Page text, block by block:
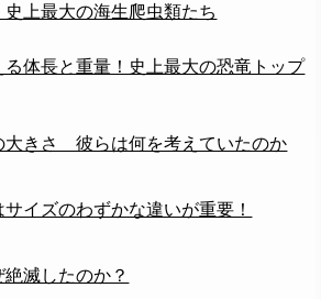
史上最大の海生爬虫類たち
る体長と重量！史上最大の恐竜トップ
大きさ 彼らは何を考えていたのか
イズのわずかな違いが重要！
滅したのか？